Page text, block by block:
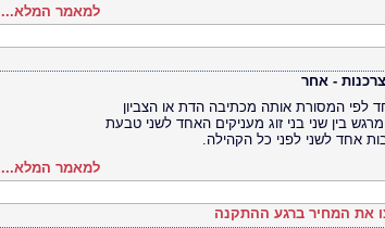
למאמר המלא...
- אחר
לפי המסורת אותה מכתיבה הדת או הצביון
בין שני בני זוג מעניקים האחד לשני טבעת
אחד לשני לפני כל הקהילה.
למאמר המלא...
את המחיר ברגע ההתקנה